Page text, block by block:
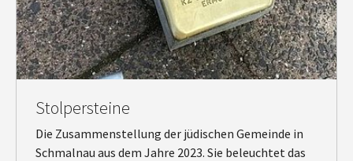
Stolpersteine
Die Zusammenstellung der jüdischen Gemeinde in
Schmalnau aus dem Jahre 2023. Sie beleuchtet das